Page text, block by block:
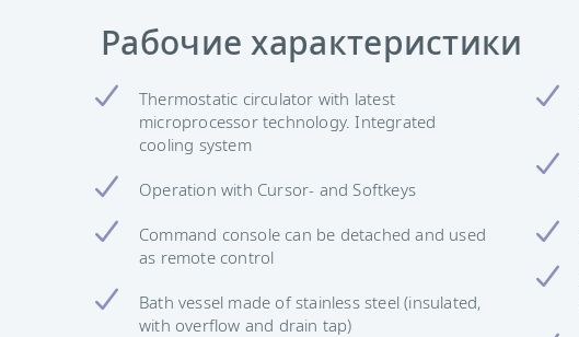
Рабочие характеристики
Thermostatic circulator with latest
microprocessor technology. Integrated
cooling system
Operation with Cursor- and Softkeys
Command console can be detached and used
as remote control
Bath vessel made of stainless steel (insulated,
with overflow and drain tap)